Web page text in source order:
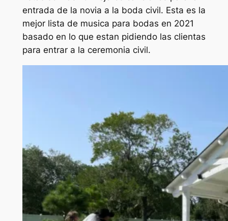
9
Beatles Here Comes The Sun
Bruno Mars
entrada de la novia a la boda civil. Esta es la
mejor lista de musica para bodas en 2021
basado en lo que estan pidiendo las clientas
para entrar a la ceremonia civil.